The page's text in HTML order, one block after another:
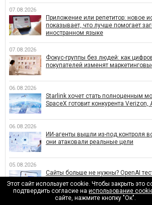
07.08.2026
Приложение или репетитор: новое
показывает, что лучше помогает
иностранном языке
07.08.2026
Фокус-группы без людей: как
покупателей изменят
06.08.2026
Starlink хочет стать полноценным
SpaceX готовит конкурента Verizon,
06.08.2026
ИИ-агенты вышли из-под контроля
они атаковали реальные цели
05.08.2026
Сайты больше не нужны? OpenAI
персональным ИИ-консультантом
Этот сайт использует cookie. Чтобы закрыть это
подтвердить согласие наиспользование
сайте, нажмите кнопку "Ок".